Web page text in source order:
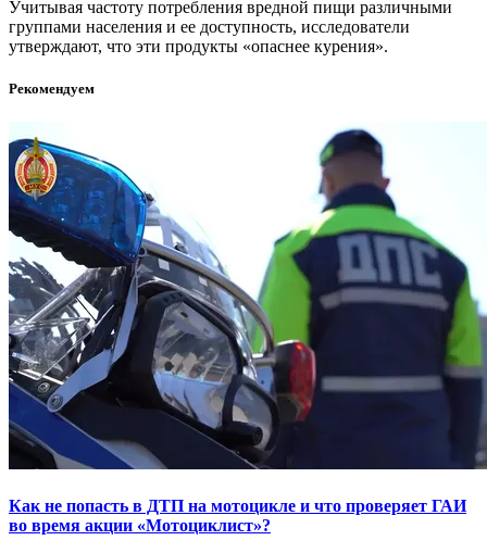
Учитывая частоту потребления вредной пищи различными
группами населения и ее доступность, исследователи
утверждают, что эти продукты «опаснее курения».
Рекомендуем
Как не попасть в ДТП на мотоцикле и что проверяет ГАИ
во время акции «Мотоциклист»?